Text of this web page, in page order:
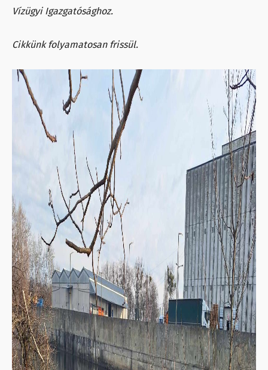
Vízügyi Igazgatósághoz.
Cikkünk folyamatosan frissül.